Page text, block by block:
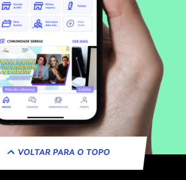
VOLTAR PARA O TOPO